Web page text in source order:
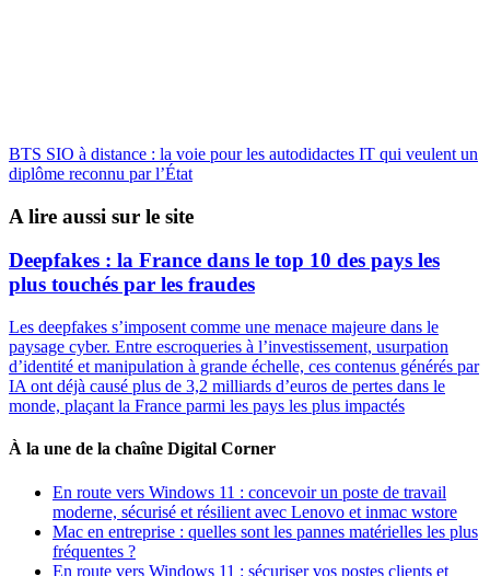
BTS SIO à distance : la voie pour les autodidactes IT qui veulent un
diplôme reconnu par l’État
A lire aussi sur le site
Deepfakes : la France dans le top 10 des pays les
plus touchés par les fraudes
Les deepfakes s’imposent comme une menace majeure dans le
paysage cyber. Entre escroqueries à l’investissement, usurpation
d’identité et manipulation à grande échelle, ces contenus générés par
IA ont déjà causé plus de 3,2 milliards d’euros de pertes dans le
monde, plaçant la France parmi les pays les plus impactés
À la une de la chaîne Digital Corner
En route vers Windows 11 : concevoir un poste de travail
moderne, sécurisé et résilient avec Lenovo et inmac wstore
Mac en entreprise : quelles sont les pannes matérielles les plus
fréquentes ?
En route vers Windows 11 : sécuriser vos postes clients et